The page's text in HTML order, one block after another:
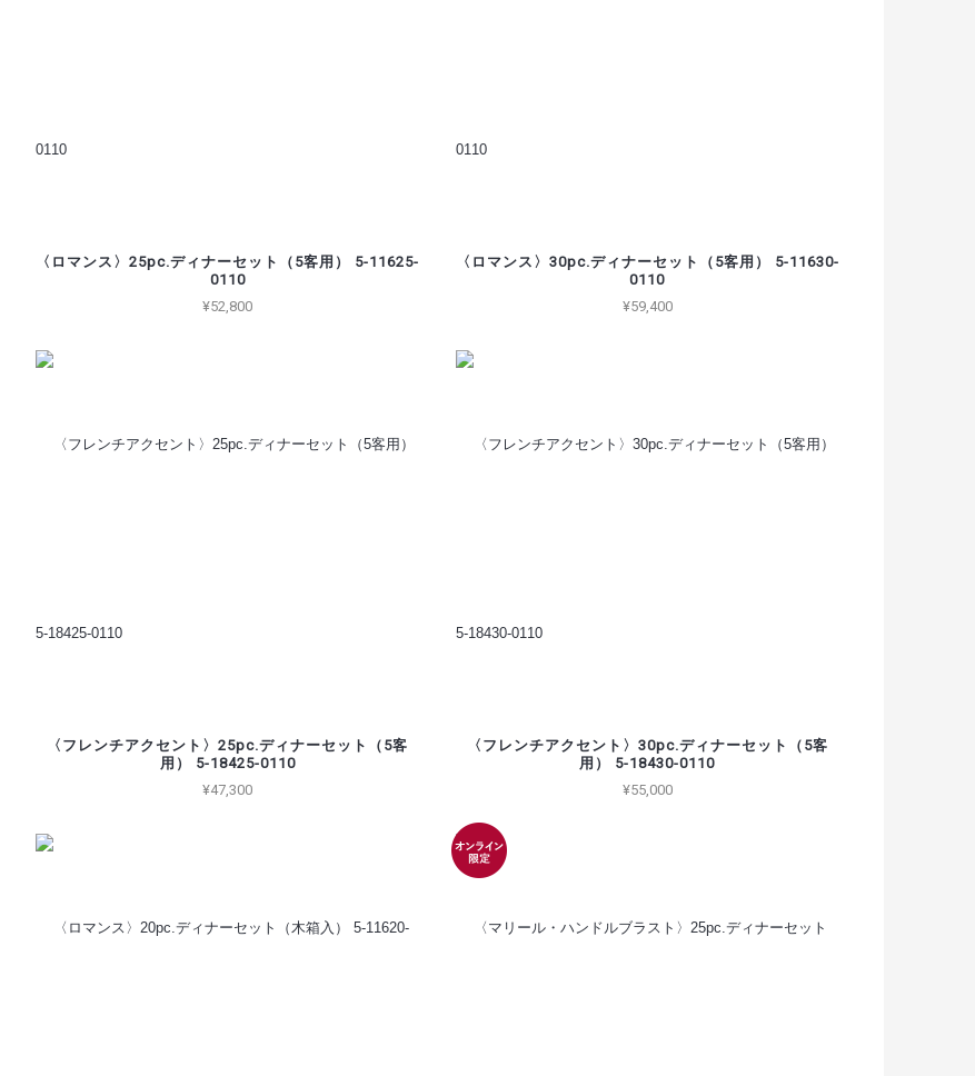
〈ロマンス〉25pc.ディナーセット（5客用） 5-11625-
0110
¥52,800
〈ロマンス〉30pc.ディナーセット（5客用） 5-11630-
0110
¥59,400
〈フレンチアクセント〉25pc.ディナーセット（5客
用） 5-18425-0110
¥47,300
〈フレンチアクセント〉30pc.ディナーセット（5客
用） 5-18430-0110
¥55,000